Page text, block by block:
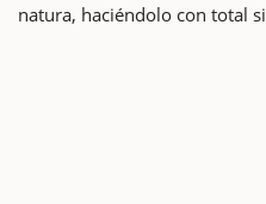
natura, haciéndolo con total